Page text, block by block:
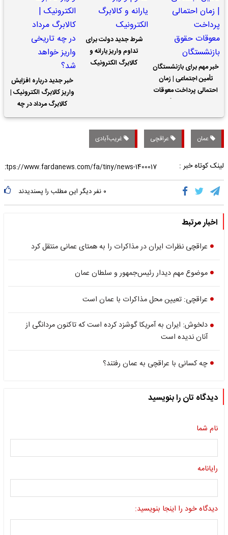
خبر مهم برای بازنشستگان
تأمین اجتماعی | زمان
احتمالی پرداخت معوقات
شرط جدید دولت برای
تداوم واریز یارانه و
کالابرگ الکترونیک
خبر جدید درباره افزایش
واریز کالابرگ الکترونیک |
کالابرگ مرداد در چه
تاریخی واریز خواهد شد؟
عمان عراقچی غریب‌آبادی
لینک کوتاه خبر :
۰ نفر دیگر این مطلب را پسندیدند
اخبار مرتبط
عراقچی نظرات ایران در مذاکرات را به همتای عمانی منتقل کرد
موضوع مهم دیدار رئیس‌جمهور و سلطان عمان
عراقچی: تعیین محل مذاکرات با عمان است
دلخوش: ایران به آمریکا گوشزد کرده است که تاکنون مردانگی از
آنان ندیده است
چه کسانی با عراقچی به عمان رفتند؟
دیدگاه تان را بنویسید
نام شما
رایانامه
دیدگاه خود را اینجا بنویسید: